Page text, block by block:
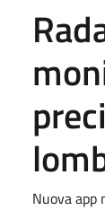
Nuova app